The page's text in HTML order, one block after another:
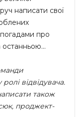
написати свої
про
останньою…
відвідувача.
також
проджект-